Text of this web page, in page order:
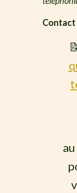
Contact
au